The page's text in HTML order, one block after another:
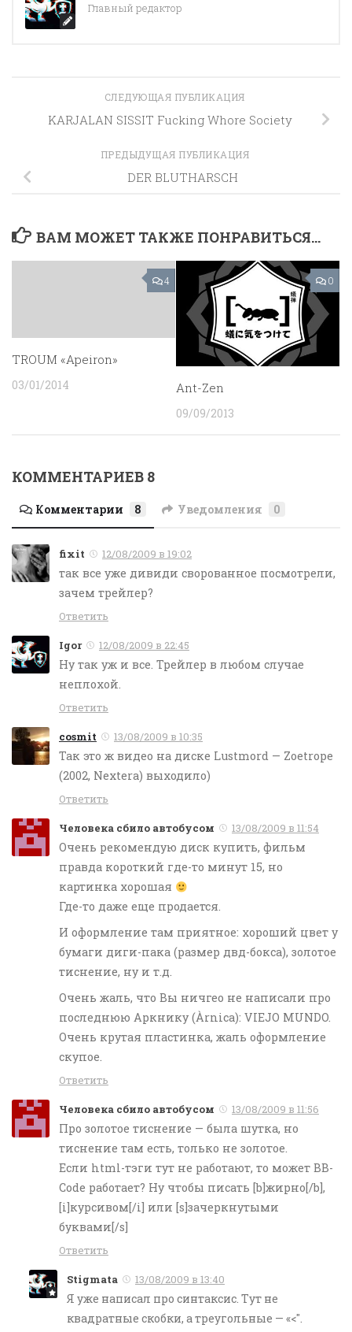
Главный редактор
СЛЕДУЮЩАЯ ПУБЛИКАЦИЯ
KARJALAN SISSIT Fucking Whore Society
ПРЕДЫДУЩАЯ ПУБЛИКАЦИЯ
DER BLUTHARSCH
ВАМ МОЖЕТ ТАКЖЕ ПОНРАВИТЬСЯ...
4
TROUM «Apeiron»
03/01/2014
0
Ant-Zen
09/09/2013
КОММЕНТАРИЕВ 8
Комментарии 8 Уведомления 0
fixit 12/08/2009 в 19:02
так все уже дивиди сворованное посмотрели,
зачем трейлер?
Ответить
Igor 12/08/2009 в 22:45
Ну так уж и все. Трейлер в любом случае
неплохой.
Ответить
cosmit 13/08/2009 в 10:35
Так это ж видео на диске Lustmord — Zoetrope
(2002, Nextera) выходило)
Ответить
Человека сбило автобусом 13/08/2009 в 11:54
Очень рекомендую диск купить, фильм
правда короткий где-то минут 15, но
картинка хорошая
Где-то даже еще продается.
И оформление там приятное: хороший цвет у
бумаги диги-пака (размер двд-бокса), золотое
тиснение, ну и т.д.
Очень жаль, что Вы ничгео не написали про
последнюю Аркнику (Àrnica): VIEJO MUNDO.
Очень крутая пластинка, жаль оформление
скупое.
Ответить
Человека сбило автобусом 13/08/2009 в 11:56
Про золотое тиснение — была шутка, но
тиснение там есть, только не золотое.
Если html-тэги тут не работают, то может BB-
Code работает? Ну чтобы писать [b]жирно[/b],
[i]курсивом[/i] или [s]зачеркнутыми
буквами[/s]
Ответить
Stigmata 13/08/2009 в 13:40
Я уже написал про синтаксис. Тут не
квадратные скобки, а треугольные — «<".